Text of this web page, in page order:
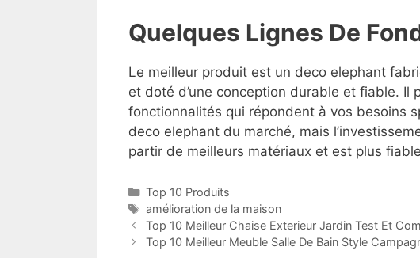
Quelques Lignes De
Le meilleur produit est un deco elephant
et doté d’une conception durable et fiable. Il
fonctionnalités qui répondent à vos besoins
deco elephant du marché, mais
partir de meilleurs matériaux et est plus
Top 10 Produits
amélioration de la maison
Top 10 Meilleur Chaise Exterieur Jardin Test Et
Top 10 Meilleur Meuble Salle De Bain Style